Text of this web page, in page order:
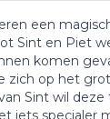
een
Sint en Piet
komen
zich op het
Sint wil
iets specialer